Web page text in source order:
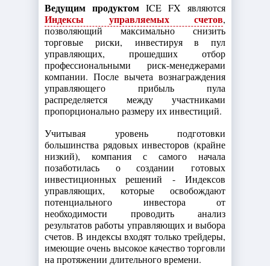
Ведущим продуктом ICE FX являются
Индексы управляемых счетов,
позволяющий максимально снизить
торговые риски, инвестируя в пул
управляющих, прошедших отбор
профессиональными риск-менеджерами
компании. После вычета вознаграждения
управляющего прибыль пула
распределяется между участниками
пропорционально размеру их инвестиций.
Учитывая уровень подготовки
большинства рядовых инвесторов (крайне
низкий), компания с самого начала
позаботилась о создании готовых
инвестиционных решений - Индексов
управляющих, которые освобождают
потенциального инвестора от
необходимости проводить анализ
результатов работы управляющих и выбора
счетов. В индексы входят только трейдеры,
имеющие очень высокое качество торговли
на протяжении длительного времени.